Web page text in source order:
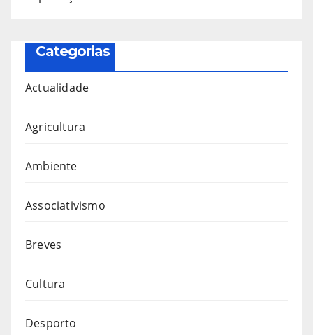
Categorias
Actualidade
Agricultura
Ambiente
Associativismo
Breves
Cultura
Desporto